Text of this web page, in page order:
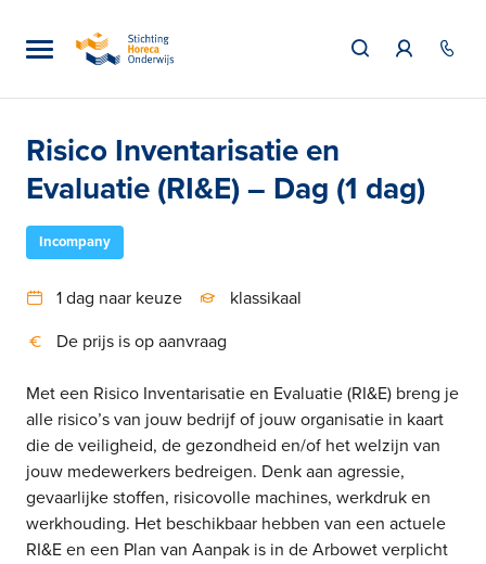
Risico Inventarisatie en
Evaluatie (RI&E) – Dag (1 dag)
Incompany
1 dag naar keuze
klassikaal
De prijs is op aanvraag
Met een Risico Inventarisatie en Evaluatie (RI&E) breng je
alle risico’s van jouw bedrijf of jouw organisatie in kaart
die de veiligheid, de gezondheid en/of het welzijn van
jouw medewerkers bedreigen. Denk aan agressie,
gevaarlijke stoffen, risicovolle machines, werkdruk en
werkhouding. Het beschikbaar hebben van een actuele
RI&E en een Plan van Aanpak is in de Arbowet verplicht